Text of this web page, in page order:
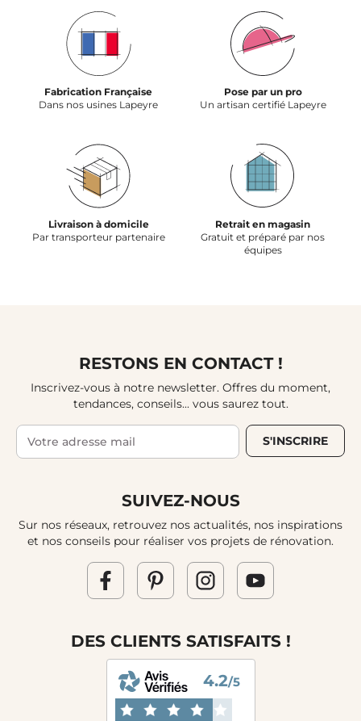
Fabrication Française
Dans nos usines Lapeyre
Pose par un pro
Un artisan certifié Lapeyre
Livraison à domicile
Par transporteur partenaire
Retrait en magasin
Gratuit et préparé par nos
équipes
RESTONS EN CONTACT !
Inscrivez-vous à notre newsletter. Offres du moment,
tendances, conseils... vous saurez tout.
S'INSCRIRE
SUIVEZ-NOUS
Sur nos réseaux, retrouvez nos actualités, nos inspirations
et nos conseils pour réaliser vos projets de rénovation.
DES CLIENTS SATISFAITS !
4.2/5